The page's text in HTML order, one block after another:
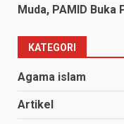
Muda, PAMID Buka
KATEGORI
Agama islam
Artikel